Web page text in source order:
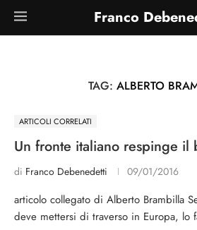
Franco
TAG: ALBERTO
ARTICOLI CORRELATI
Un fronte italiano respinge il
di Franco Debenedetti 09/01/2016
articolo collegato di Alberto Brambilla
deve mettersi di traverso in Europa, lo